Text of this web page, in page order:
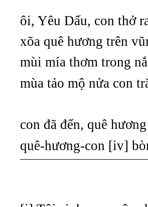
ôi, Yêu Dấu, con thở
xõa quê hương trên
mùi mía thơm trong
mùa tảo mộ nửa con
con đã đến, quê
quê-hương-con [iv]